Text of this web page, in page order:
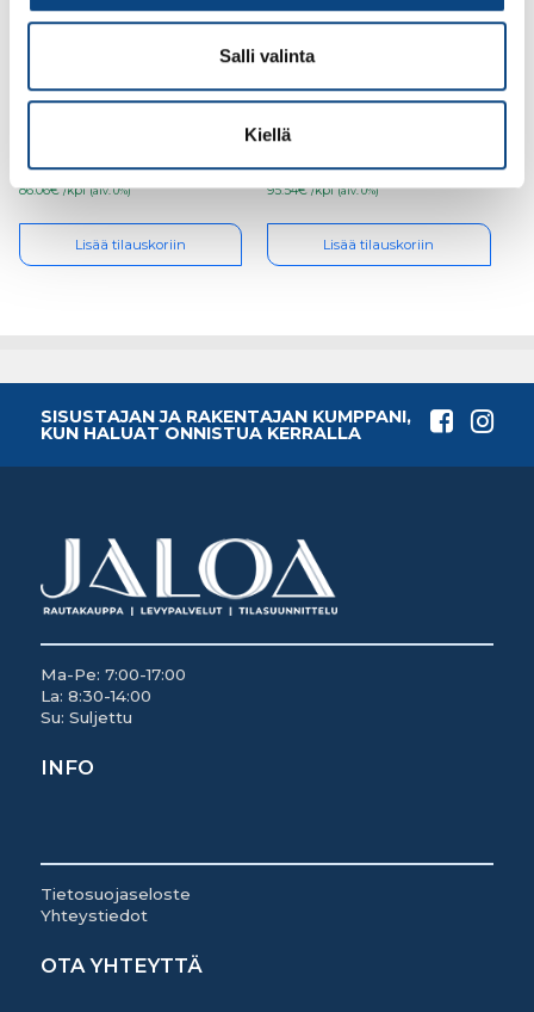
Salli valinta
Kiellä
2,7l PM1
86.06€ /kpl(alv. 0%)
Lisää tilauskoriin
sisämaali PM1
(poistuva)
95.54€ /kpl(alv. 0%)
Lisää tilauskoriin
SISUSTAJAN JA RAKENTAJAN KUMPPANI,
KUN HALUAT ONNISTUA KERRALLA
Ma-Pe: 7:00-17:00
La: 8:30-14:00
Su: Suljettu
INFO
Tietosuojaseloste
Yhteystiedot
OTA YHTEYTTÄ